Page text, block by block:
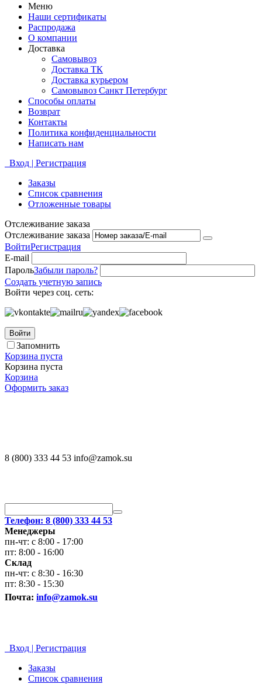
Меню
Наши сертификаты
Распродажа
О компании
Доставка
Самовывоз
Доставка ТК
Доставка курьером
Самовывоз Санкт Петербург
Способы оплаты
Возврат
Контакты
Политика конфиденциальности
Написать нам
Вход | Регистрация
Заказы
Список сравнения
Отложенные товары
Отслеживание заказа
Отслеживание заказа
ВойтиРегистрация
E-mail
ПарольЗабыли пароль?
Создать учетную запись
Войти через соц. сеть:
Войти
Запомнить
Корзина пуста
Корзина пуста
Корзина
Оформить заказ
8 (800) 333 44 53 info@zamok.su
Телефон: 8 (800) 333 44 53
Менеджеры
пн-чт: с 8:00 - 17:00
пт: 8:00 - 16:00
Склад
пн-чт: с 8:30 - 16:30
пт: 8:30 - 15:30
Почта: info@zamok.su
Вход | Регистрация
Заказы
Список сравнения